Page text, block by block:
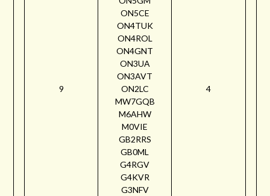
9
ON5CE
ON4TUK
ON4ROL
ON4GNT
ON3UA
ON3AVT
ON2LC
MW7GQB
M6AHW
M0VIE
GB2RRS
GB0ML
G4RGV
G4KVR
G3NFV
4